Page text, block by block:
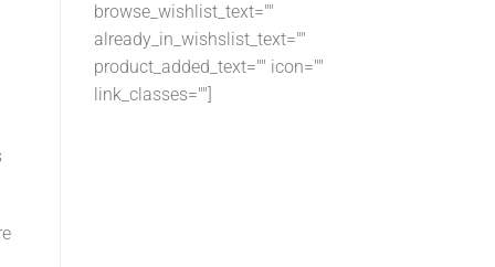
browse_wishlist_text=""
already_in_wishslist_text=""
product_added_text="" icon=""
link_classes=""]